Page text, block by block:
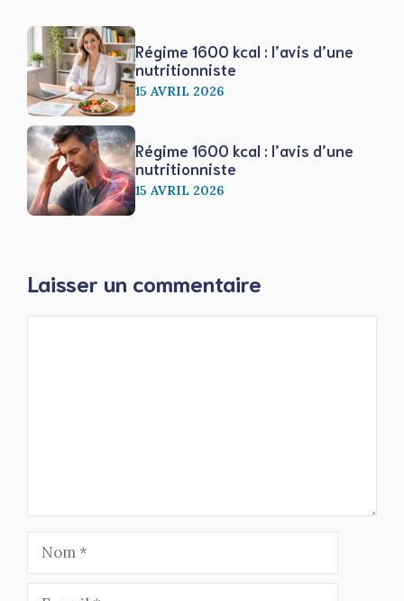
Régime 1600 kcal : l’avis d’une
nutritionniste
15 AVRIL 2026
Régime 1600 kcal : l’avis d’une
nutritionniste
15 AVRIL 2026
Laisser un commentaire